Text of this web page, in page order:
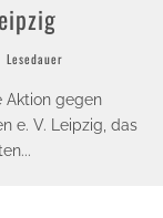
Lesedauer
Aktion gegen
e. V. Leipzig, das
...